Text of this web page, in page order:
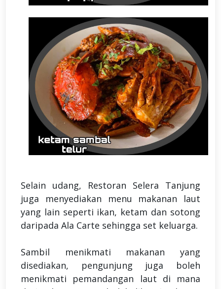
Selain udang, Restoran Selera Tanjung
juga menyediakan menu makanan laut
yang lain seperti ikan, ketam dan sotong
daripada Ala Carte sehingga set keluarga.
Sambil menikmati makanan yang
disediakan, pengunjung juga boleh
menikmati pemandangan laut di mana